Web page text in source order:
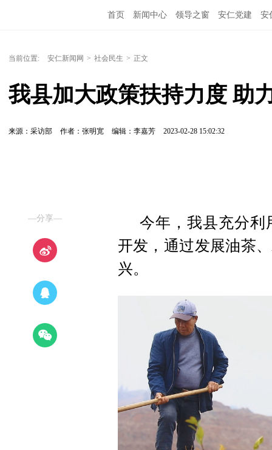
首页 新闻中心 领导之窗 安仁党建 安
当前位置: 安仁新闻网 > 社会民生 > 正文
我县加大政策扶持力度 助
来源：采访部 作者：张明宽 编辑：李嘉芳 2023-02-28 15:02:32
—分享—
今年，我县充分利
开发，通过发展油茶
兴。